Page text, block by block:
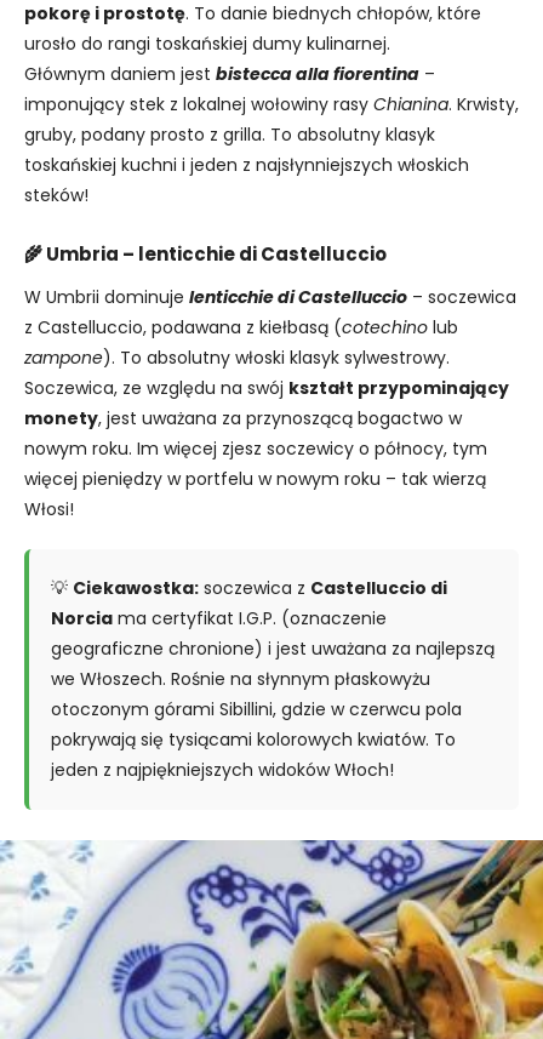
pokorę i prostotę. To danie biednych chłopów, które
urosło do rangi toskańskiej dumy kulinarnej.
Głównym daniem jest bistecca alla fiorentina –
imponujący stek z lokalnej wołowiny rasy Chianina. Krwisty,
gruby, podany prosto z grilla. To absolutny klasyk
toskańskiej kuchni i jeden z najsłynniejszych włoskich
steków!
🌾 Umbria – lenticchie di Castelluccio
W Umbrii dominuje lenticchie di Castelluccio – soczewica
z Castelluccio, podawana z kiełbasą (cotechino lub
zampone). To absolutny włoski klasyk sylwestrowy.
Soczewica, ze względu na swój kształt przypominający
monety, jest uważana za przynoszącą bogactwo w
nowym roku. Im więcej zjesz soczewicy o północy, tym
więcej pieniędzy w portfelu w nowym roku – tak wierzą
Włosi!
💡 Ciekawostka: soczewica z Castelluccio di
Norcia ma certyfikat I.G.P. (oznaczenie
geograficzne chronione) i jest uważana za najlepszą
we Włoszech. Rośnie na słynnym płaskowyżu
otoczonym górami Sibillini, gdzie w czerwcu pola
pokrywają się tysiącami kolorowych kwiatów. To
jeden z najpiękniejszych widoków Włoch!